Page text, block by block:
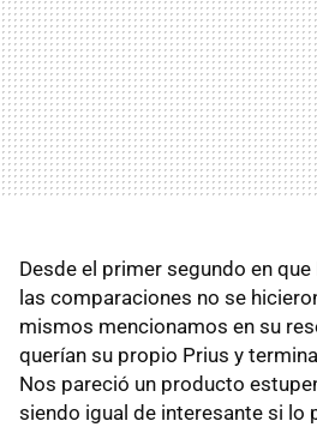
Desde el primer segundo en
las comparaciones no se
mismos mencionamos en su
querían su propio Prius y
Nos pareció un producto
siendo igual de interesante si lo